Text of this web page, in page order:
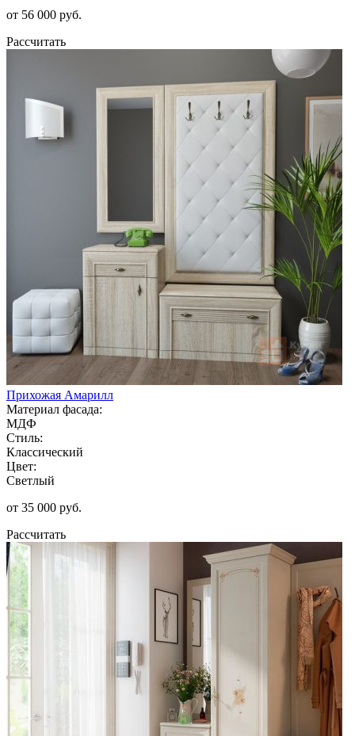
от 56 000 руб.
Рассчитать
Прихожая Амарилл
Материал фасада:
МДФ
Стиль:
Классический
Цвет:
Светлый
от 35 000 руб.
Рассчитать